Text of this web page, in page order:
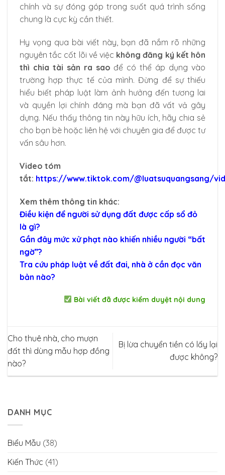
chính và sự đóng góp trong suốt quá trình sống
chung là cực kỳ cần thiết.
Hy vọng qua bài viết này, bạn đã nắm rõ những
nguyên tắc cốt lõi về việc không đăng ký kết hôn
thì chia tài sản ra sao để có thể áp dụng vào
trường hợp thực tế của mình. Đừng để sự thiếu
hiểu biết pháp luật làm ảnh hưởng đến tương lai
và quyền lợi chính đáng mà bạn đã vất vả gây
dựng. Nếu thấy thông tin này hữu ích, hãy chia sẻ
cho bạn bè hoặc liên hệ với chuyên gia để được tư
vấn sâu hơn.
Video tóm
tắt: https://www.tiktok.com/@luatsuquangsang/
Xem thêm thông tin khác:
Điều kiện để người sử dụng đất được cấp sổ đỏ
là gì?
Gần đây mức xử phạt nào khiến nhiều người “bất
ngờ”?
Tra cứu pháp luật về đất đai, nhà ở cần đọc văn
bản nào?
Bài viết đã được kiểm duyệt nội dung
Cho thuê nhà, cho mượn
đất thì dùng mẫu hợp đồng
nào?
Bị lừa chuyển tiền có lấy lại
được không?
DANH MỤC
Biểu Mẫu (38)
Kiến Thức (41)